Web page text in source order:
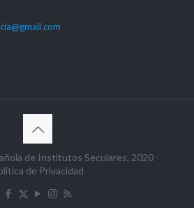
de Institutos Seculares, 2020 -
de Privacidad